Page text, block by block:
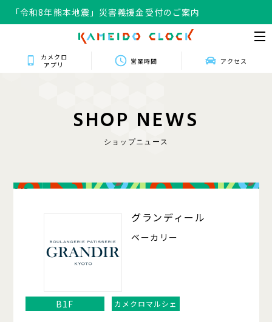
「令和8年熊本地震」災害義援金受付のご案内
カメクロ
アプリ
営業時間 アクセス
SHOP NEWS
ショップニュース
013
グランディール
ベーカリー
B1F カメクロマルシェ